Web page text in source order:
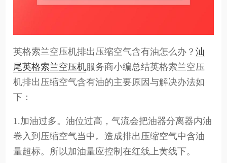
英格索兰空压机排出压缩空气含有油怎么办？汕
尾英格索兰空压机服务商小编总结英格索兰空压
机排出压缩空气含有油的主要原因与解决办法如
下：
1.加油过多。油位过高，气流会把油器分离器内油
卷入到压缩空气当中。造成排出压缩空气中含油
量超标。所以加油量应控制在红线上黄线下。